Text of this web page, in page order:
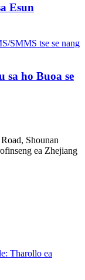
Esun
sa ho Buoa se
Shounan
ea Zhejiang